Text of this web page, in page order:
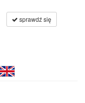
sprawdź się